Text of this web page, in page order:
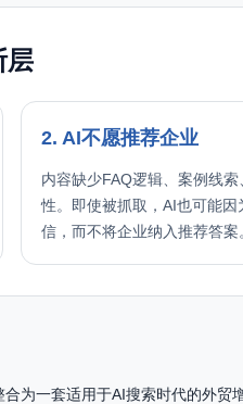
层
2. AI不愿推荐企业
内容缺少FAQ逻辑、案例线
性。即使被抓取，AI也可能
信，而不将企业纳入推荐答案
为一套适用于AI搜索时代的外贸